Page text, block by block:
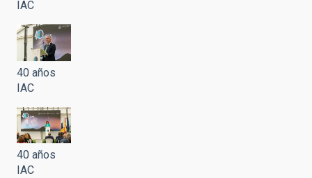
IAC
40 años
IAC
40 años
IAC